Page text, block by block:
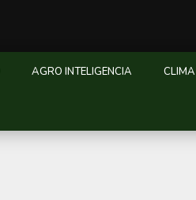
AGRO INTELIGENCIA CLIMA